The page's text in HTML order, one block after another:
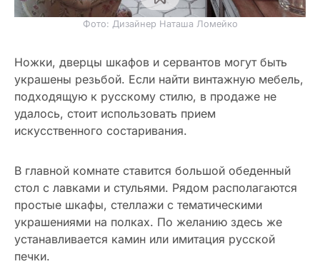
Фото: Дизайнер Наташа Ломейко
Ножки, дверцы шкафов и сервантов могут быть
украшены резьбой. Если найти винтажную мебель,
подходящую к русскому стилю, в продаже не
удалось, стоит использовать прием
искусственного состаривания.
В главной комнате ставится большой обеденный
стол с лавками и стульями. Рядом располагаются
простые шкафы, стеллажи с тематическими
украшениями на полках. По желанию здесь же
устанавливается камин или имитация русской
печки.